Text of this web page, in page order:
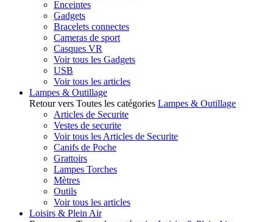
Enceintes
Gadgets
Bracelets connectes
Cameras de sport
Casques VR
Voir tous les Gadgets
USB
Voir tous les articles
Lampes & Outillage
Retour vers Toutes les catégories Lampes & Outillage
Articles de Securite
Vestes de securite
Voir tous les Articles de Securite
Canifs de Poche
Grattoirs
Lampes Torches
Mètres
Outils
Voir tous les articles
Loisirs & Plein Air